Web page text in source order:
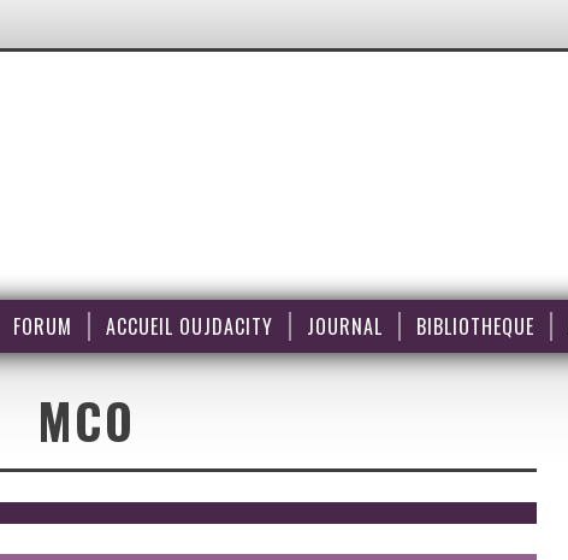
FORUM ACCUEIL OUJDACITY JOURNAL BIBLIOTHEQUE
MCO